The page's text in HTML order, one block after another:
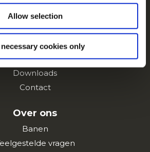
Allow selection
necessary cookies only
Producten
Recepten
Merken
Inspiratie
Downloads
Contact
Over ons
Banen
vragen